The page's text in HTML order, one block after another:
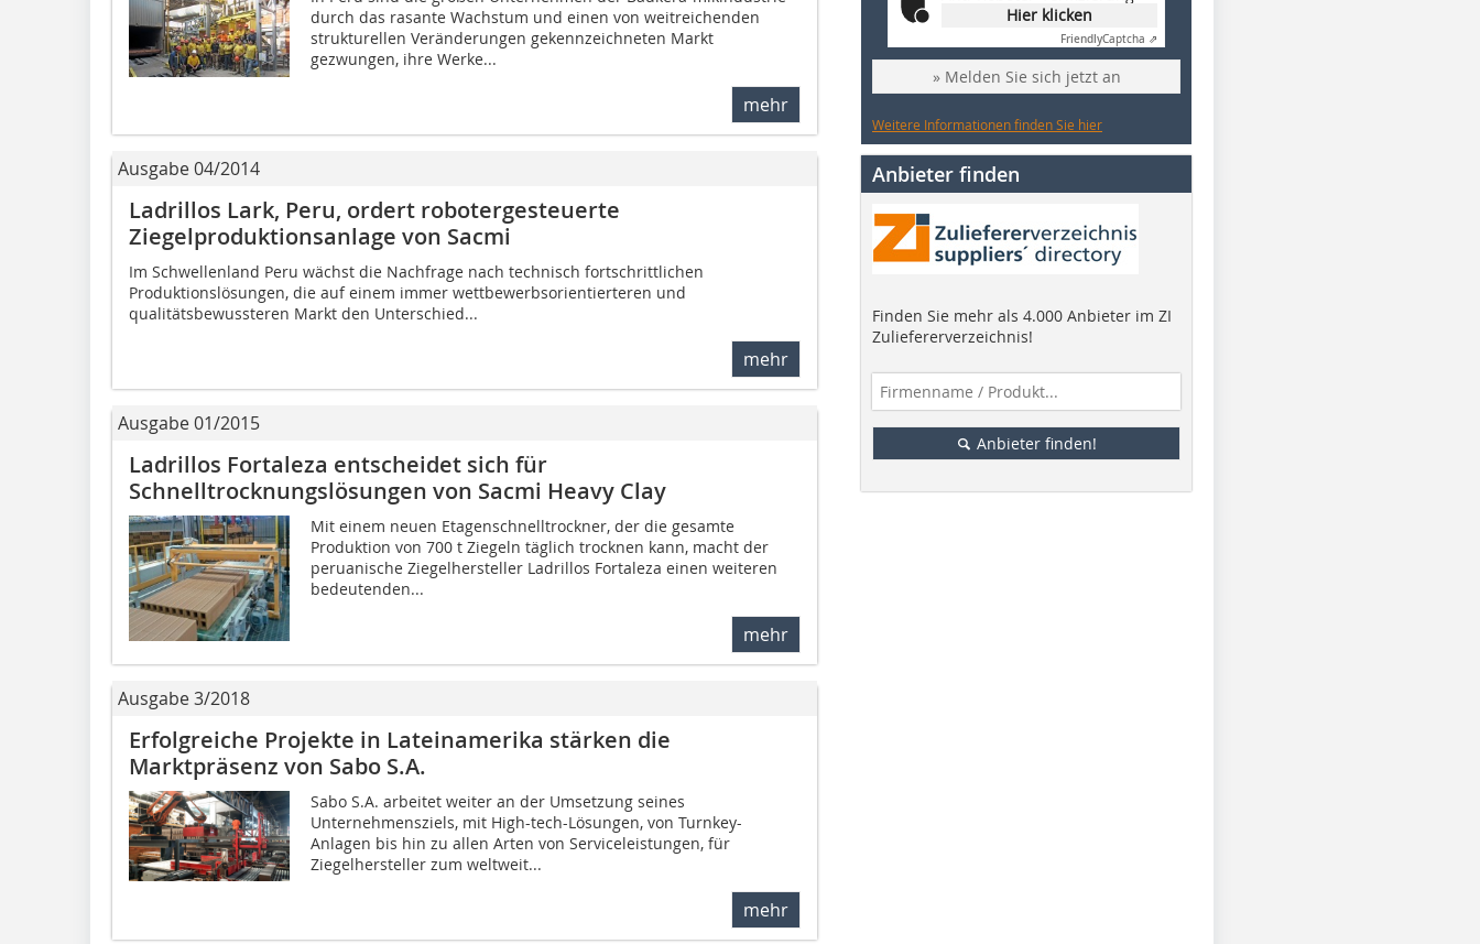
durch das rasante Wachstum und einen von weitreichenden
strukturellen Veränderungen gekennzeichneten Markt
gezwungen, ihre Werke...
mehr
Ausgabe 04/2014
Ladrillos Lark, Peru, ordert robotergesteuerte
Ziegelproduktionsanlage von Sacmi
Im Schwellenland Peru wächst die Nachfrage nach technisch fortschrittlichen
Produktionslösungen, die auf einem immer wettbewerbsorientierteren und
qualitätsbewussteren Markt den Unterschied...
mehr
Ausgabe 01/2015
Ladrillos Fortaleza entscheidet sich für
Schnelltrocknungslösungen von Sacmi Heavy Clay
Mit einem neuen Etagenschnelltrockner, der die gesamte
Produktion von 700 t Ziegeln täglich trocknen kann, macht der
peruanische Ziegelhersteller Ladrillos Fortaleza einen weiteren
bedeutenden...
mehr
Ausgabe 3/2018
Erfolgreiche Projekte in Lateinamerika stärken die
Marktpräsenz von Sabo S.A.
Sabo S.A. arbeitet weiter an der Umsetzung seines
Unternehmensziels, mit High-tech-Lösungen, von Turnkey-
Anlagen bis hin zu allen Arten von Serviceleistungen, für
Ziegelhersteller zum weltweit...
mehr
Hier klicken
FriendlyCaptcha ⇗
» Melden Sie sich jetzt an
Weitere Informationen finden Sie hier
Anbieter finden
Finden Sie mehr als 4.000 Anbieter im ZI
Zuliefererverzeichnis!
Anbieter finden!